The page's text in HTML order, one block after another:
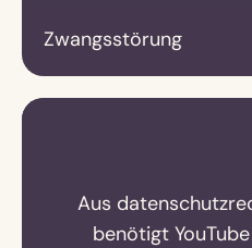
Zwangsstörung
Aus
benötigt